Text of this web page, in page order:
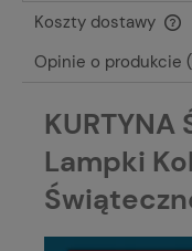
Koszty dostawy
Cena nie zawiera
Opinie o produkcie
KURTYNA
Lampki